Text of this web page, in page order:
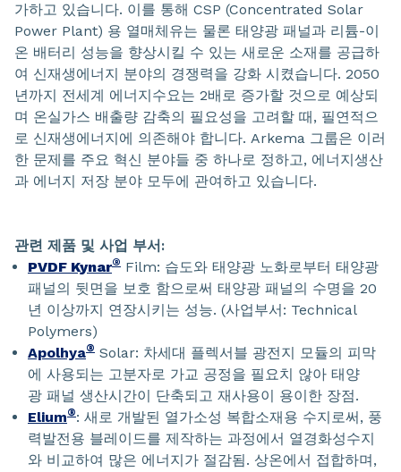
가하고 있습니다. 이를 통해 CSP (Concentrated Solar
Power Plant) 용 열매체유는 물론 태양광 패널과 리튬-이
온 배터리 성능을 향상시킬 수 있는 새로운 소재를 공급하
여 신재생에너지 분야의 경쟁력을 강화 시켰습니다. 2050
년까지 전세계 에너지수요는 2배로 증가할 것으로 예상되
며 온실가스 배출량 감축의 필요성을 고려할 때, 필연적으
로 신재생에너지에 의존해야 합니다. Arkema 그룹은 이러
한 문제를 주요 혁신 분야들 중 하나로 정하고, 에너지생산
과 에너지 저장 분야 모두에 관여하고 있습니다.
관련 제품 및 사업 부서:
PVDF Kynar® Film: 습도와 태양광 노화로부터 태양광
패널의 뒷면을 보호 함으로써 태양광 패널의 수명을 20
년 이상까지 연장시키는 성능. (사업부서: Technical
Polymers)
Apolhya® Solar: 차세대 플렉서블 광전지 모듈의 피막
에 사용되는 고분자로 가교 공정을 필요치 않아 태양
광 패널 생산시간이 단축되고 재사용이 용이한 장점.
Elium®: 새로 개발된 열가소성 복합소재용 수지로써, 풍
력발전용 블레이드를 제작하는 과정에서 열경화성수지
와 비교하여 많은 에너지가 절감됨. 상온에서 접합하며,